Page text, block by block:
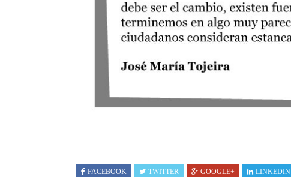
FACEBOOK TWITTER GOOGLE+ LINKEDIN